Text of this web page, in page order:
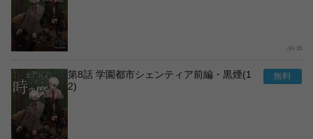
15
第8話 学園都市シェンティア前編・黒煙(1
2)